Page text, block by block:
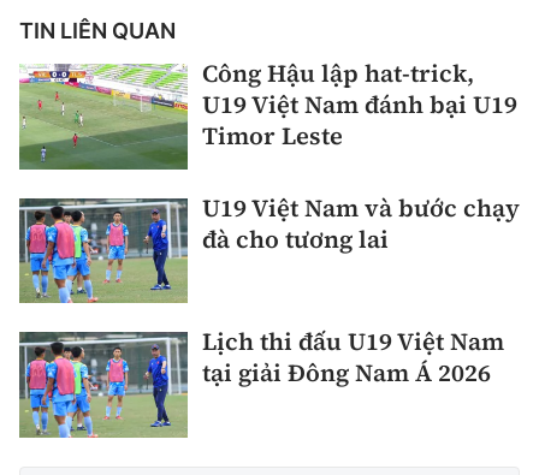
TIN LIÊN QUAN
Công Hậu lập hat-trick,
U19 Việt Nam đánh bại U19
Timor Leste
U19 Việt Nam và bước chạy
đà cho tương lai
Lịch thi đấu U19 Việt Nam
tại giải Đông Nam Á 2026